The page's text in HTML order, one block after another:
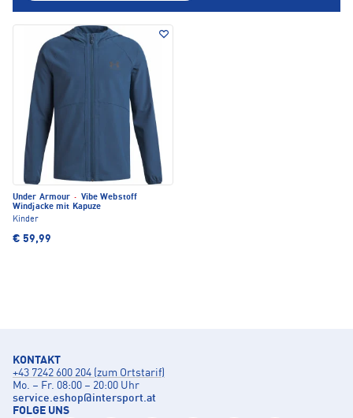
Under Armour · Vibe Webstoff
Windjacke mit Kapuze
Kinder
€ 59,99
KONTAKT
+43 7242 600 204 (zum Ortstarif)
Mo. – Fr. 08:00 – 20:00 Uhr
service.eshop@intersport.at
FOLGE UNS